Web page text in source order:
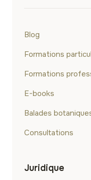
Blog
Formations
Formations
E-books
Balades
Consultations
Juridique